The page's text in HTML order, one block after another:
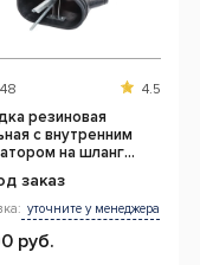
4.5
резиновая
с внутренним
на шланг
заказ
уточните у менеджера
руб.